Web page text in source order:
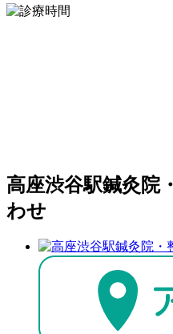
高座渋谷駅鍼灸院
わせ